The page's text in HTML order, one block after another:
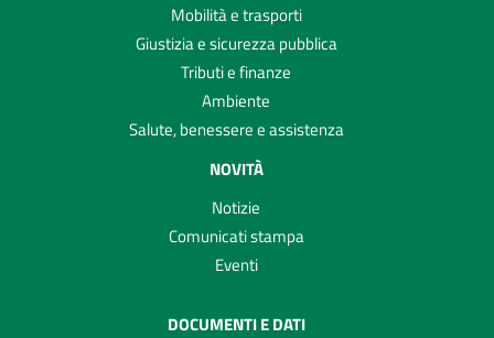
Mobilità e trasporti
Giustizia e sicurezza pubblica
Tributi e finanze
Ambiente
Salute, benessere e assistenza
NOVITÀ
Notizie
Comunicati stampa
Eventi
DOCUMENTI E DATI